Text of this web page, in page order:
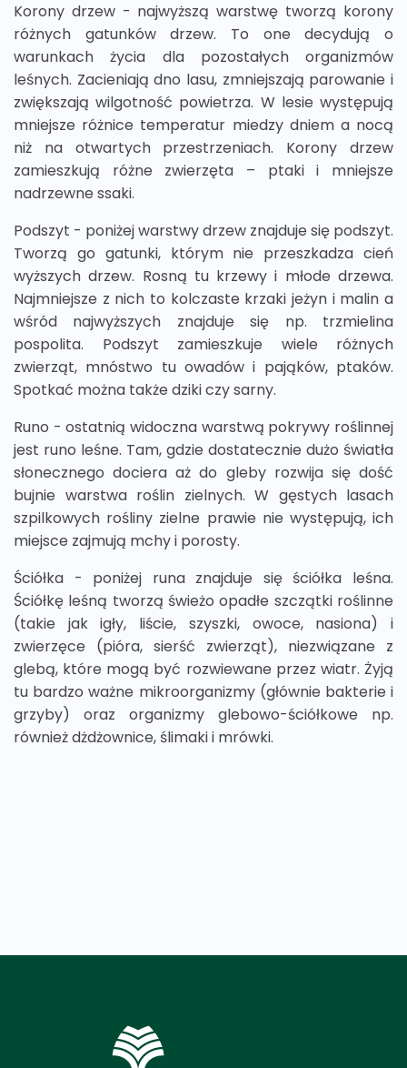
Korony drzew - najwyższą warstwę tworzą korony
różnych gatunków drzew. To one decydują o
warunkach życia dla pozostałych organizmów
leśnych. Zacieniają dno lasu, zmniejszają parowanie i
zwiększają wilgotność powietrza. W lesie występują
mniejsze różnice temperatur miedzy dniem a nocą
niż na otwartych przestrzeniach. Korony drzew
zamieszkują różne zwierzęta – ptaki i mniejsze
nadrzewne ssaki.
Podszyt - poniżej warstwy drzew znajduje się podszyt.
Tworzą go gatunki, którym nie przeszkadza cień
wyższych drzew. Rosną tu krzewy i młode drzewa.
Najmniejsze z nich to kolczaste krzaki jeżyn i malin a
wśród najwyższych znajduje się np. trzmielina
pospolita. Podszyt zamieszkuje wiele różnych
zwierząt, mnóstwo tu owadów i pająków, ptaków.
Spotkać można także dziki czy sarny.
Runo - ostatnią widoczna warstwą pokrywy roślinnej
jest runo leśne. Tam, gdzie dostatecznie dużo światła
słonecznego dociera aż do gleby rozwija się dość
bujnie warstwa roślin zielnych. W gęstych lasach
szpilkowych rośliny zielne prawie nie występują, ich
miejsce zajmują mchy i porosty.
Ściółka - poniżej runa znajduje się ściółka leśna.
Ściółkę leśną tworzą świeżo opadłe szczątki roślinne
(takie jak igły, liście, szyszki, owoce, nasiona) i
zwierzęce (pióra, sierść zwierząt), niezwiązane z
glebą, które mogą być rozwiewane przez wiatr. Żyją
tu bardzo ważne mikroorganizmy (głównie bakterie i
grzyby) oraz organizmy glebowo-ściółkowe np.
również dżdżownice, ślimaki i mrówki.